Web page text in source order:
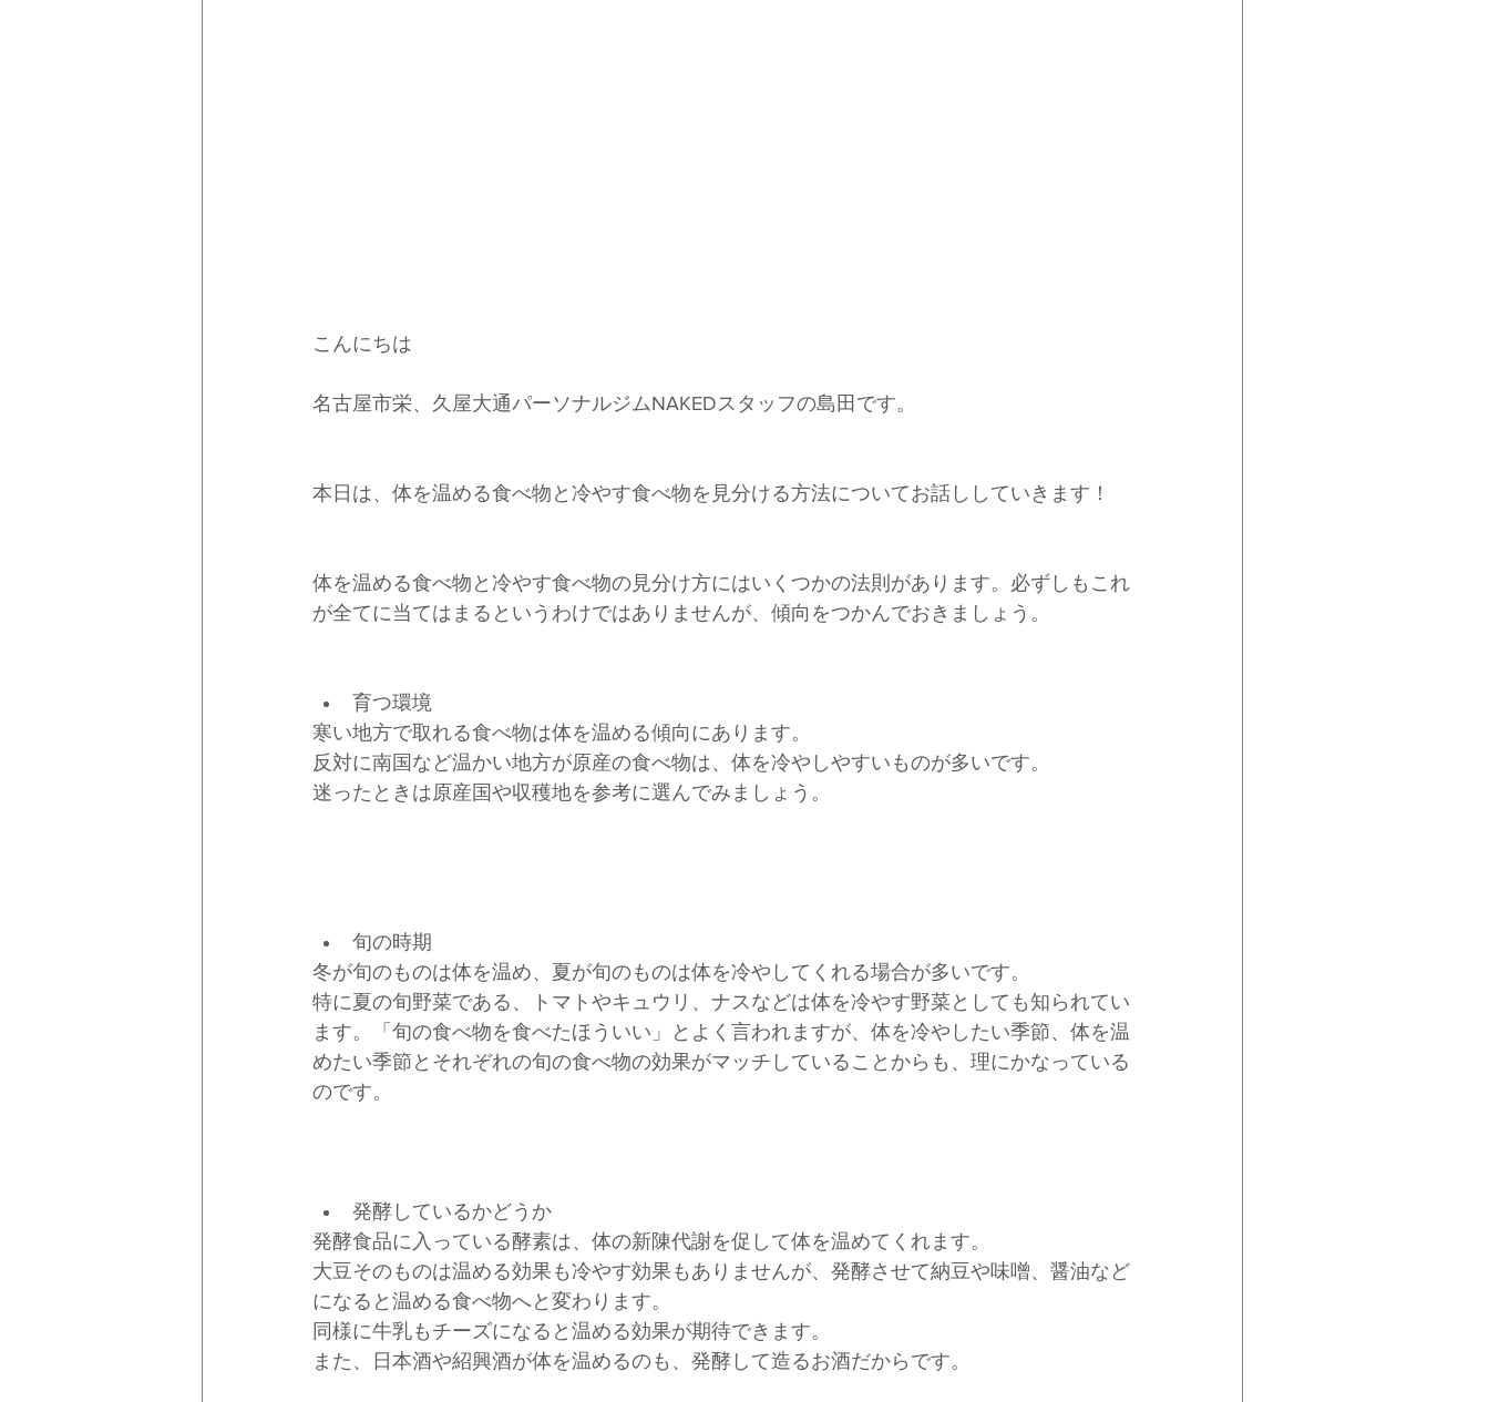
こんにちは
名古屋市栄、久屋大通パーソナルジムNAKEDスタッフの島田です。
本日は、体を温める食べ物と冷やす食べ物を見分ける方法についてお話ししていきます！
体を温める食べ物と冷やす食べ物の見分け方にはいくつかの法則があります。必ずしもこれ
が全てに当てはまるというわけではありませんが、傾向をつかんでおきましょう。
育つ環境
寒い地方で取れる食べ物は体を温める傾向にあります。
反対に南国など温かい地方が原産の食べ物は、体を冷やしやすいものが多いです。
迷ったときは原産国や収穫地を参考に選んでみましょう。
旬の時期
冬が旬のものは体を温め、夏が旬のものは体を冷やしてくれる場合が多いです。
特に夏の旬野菜である、トマトやキュウリ、ナスなどは体を冷やす野菜としても知られてい
ます。「旬の食べ物を食べたほういい」とよく言われますが、体を冷やしたい季節、体を温
めたい季節とそれぞれの旬の食べ物の効果がマッチしていることからも、理にかなっている
のです。
発酵しているかどうか
発酵食品に入っている酵素は、体の新陳代謝を促して体を温めてくれます。
大豆そのものは温める効果も冷やす効果もありませんが、発酵させて納豆や味噌、醤油など
になると温める食べ物へと変わります。
同様に牛乳もチーズになると温める効果が期待できます。
また、日本酒や紹興酒が体を温めるのも、発酵して造るお酒だからです。